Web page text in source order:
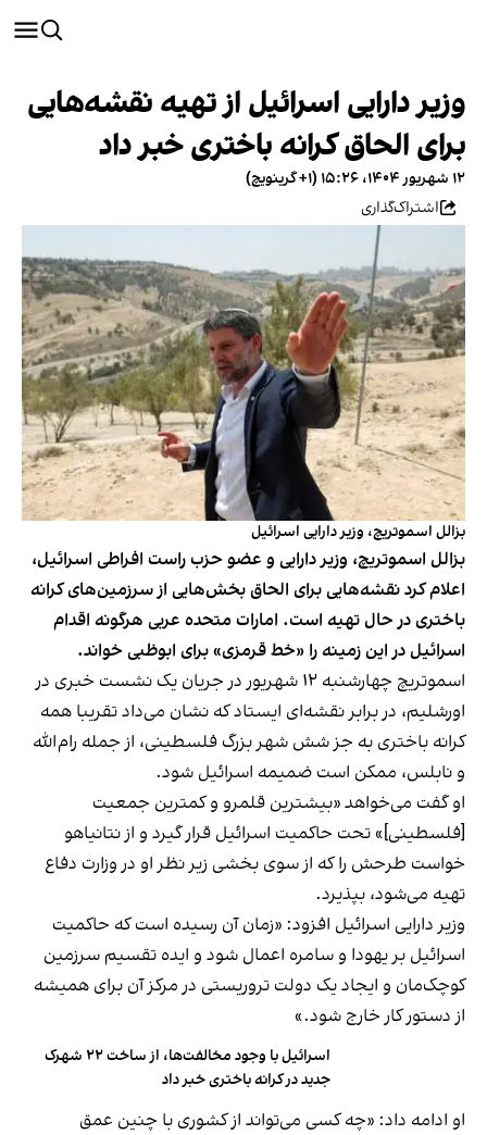
وزیر دارایی اسرائیل از تهیه نقشه‌هایی
برای الحاق کرانه باختری خبر داد
۱۲ شهریور ۱۴۰۴، ۱۵:۲۶ (‎+۱ گرینویچ)
اشتراک‌گذاری
بزالل اسموتریچ، وزیر دارایی اسرائیل
بزالل اسموتریچ، وزیر دارایی و عضو حزب راست افراطی اسرائیل،
اعلام کرد نقشه‌هایی برای الحاق بخش‌هایی از سرزمین‌های کرانه
باختری در حال تهیه است. امارات متحده عربی هرگونه اقدام
اسرائیل در این زمینه را «خط قرمزی» برای ابوظبی خواند.
اسموتریچ چهارشنبه ۱۲ شهریور در جریان یک نشست خبری در
اورشلیم، در برابر نقشه‌ای ایستاد که نشان می‌داد تقریبا همه
کرانه باختری به جز شش شهر بزرگ فلسطینی، از جمله رام‌الله
و نابلس، ممکن است ضمیمه اسرائیل شود.
او گفت می‌خواهد «بیشترین قلمرو و کمترین جمعیت
[فلسطینی]» تحت حاکمیت اسرائیل قرار گیرد و از نتانیاهو
خواست طرحش را که از سوی بخشی زیر نظر او در وزارت دفاع
تهیه می‌شود، بپذیرد.
وزیر دارایی اسرائیل افزود: «زمان آن رسیده است که حاکمیت
اسرائیل بر یهودا و سامره اعمال شود و ایده تقسیم سرزمین
کوچک‌مان و ایجاد یک دولت تروریستی در مرکز آن برای همیشه
از دستور کار خارج شود.»
اسرائیل با وجود مخالفت‌ها، از ساخت ۲۲ شهرک
جدید در کرانه باختری خبر داد
او ادامه داد: «چه کسی می‌تواند از کشوری با چنین عمق